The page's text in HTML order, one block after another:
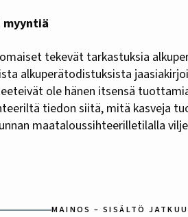
myyntiä
tekevät tarkastuksia
alkuperätodistuksista
ole hänen itsensä
tiedon siitä, mitä kasveja
maataloussihteerilletilalla
MAINOS – SISÄLTÖ